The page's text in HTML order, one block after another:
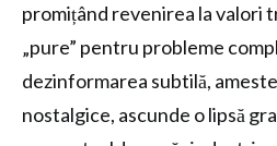
promițând revenirea la valori
„pure” pentru probleme
dezinformarea subtilă,
nostalgice, ascunde o lipsă